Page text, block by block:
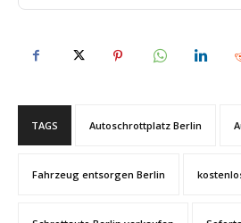
TAGS Autoschrottplatz Berlin
Fahrzeug entsorgen Berlin